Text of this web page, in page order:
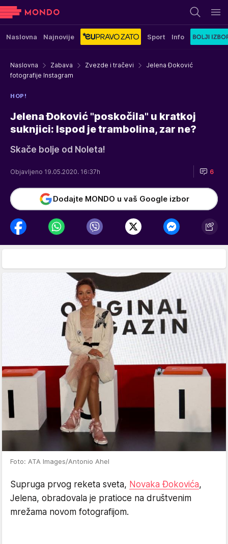
Naslovna Najnovije Sport Info
Naslovna Zabava Zvezde i tračevi
Jelena Đoković
fotografije Instagram
HOP!
Jelena Đoković "poskočila" u kratkoj
suknjici: Ispod je trambolina, zar ne?
Skače bolje od Noleta!
Objavljeno 19.05.2020. 16:37h 6
Dodajte MONDO u vaš Google izbor
Foto: ATA Images/Antonio Ahel
Supruga prvog reketa sveta, Novaka Đokovića,
Jelena, obradovala je pratioce na društvenim
mrežama novom fotografijom.